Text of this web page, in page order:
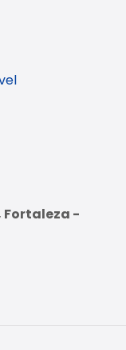
Fortaleza -